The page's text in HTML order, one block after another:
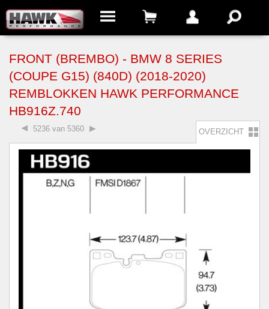
FRONT (BREMBO) - BMW 8 SERIES
(COUPE G15) (840D) (2018-2020)
REMBLOKKEN HAWK PERFORMANCE
HB916Z.740
5236 van 5360 OVERZICHT